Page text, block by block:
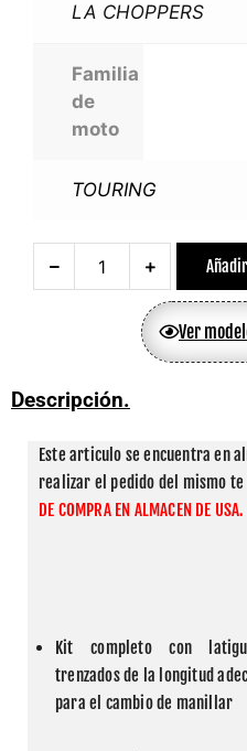
LA CHOPPERS
Familia
de
moto
TOURING
Ver
Descripción.
Este articulo se encuentra en
realizar el pedido del mismo
DE COMPRA EN ALMACEN DE USA.
Kit completo con
trenzados de la longitud
para el cambio de manillar